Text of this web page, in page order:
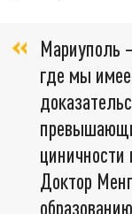
Мариуполь
где мы
циничности
Доктор